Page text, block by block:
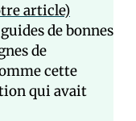
article)
de bonnes
de
cette
qui avait